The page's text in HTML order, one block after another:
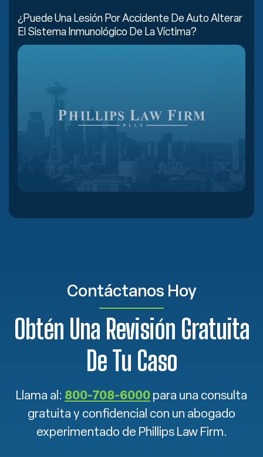
¿Puede Una Lesión Por Accidente De Auto Alterar
El Sistema Inmunológico De La Víctima?
Contáctanos Hoy
Obtén Una Revisión Gratuita
De Tu Caso
Llama al: 800-708-6000 para una consulta
gratuita y confidencial con un abogado
experimentado de Phillips Law Firm.